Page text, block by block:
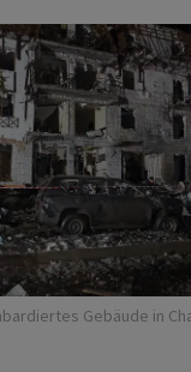
Gebäude in